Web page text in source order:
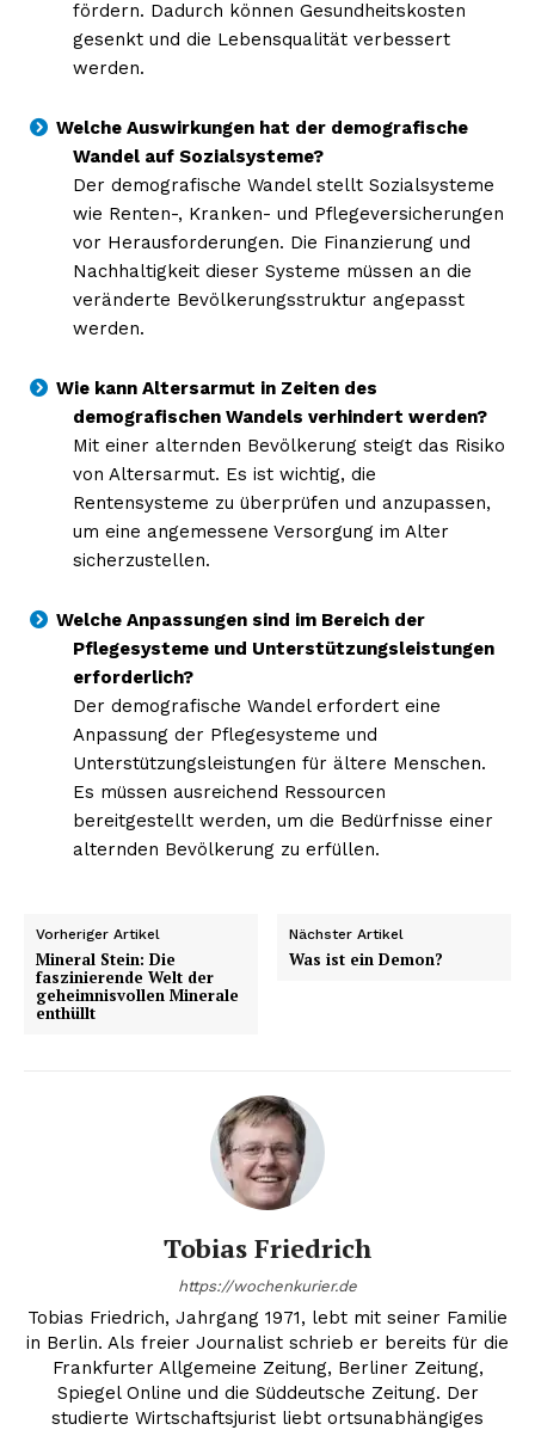
fördern. Dadurch können Gesundheitskosten
gesenkt und die Lebensqualität verbessert
werden.
Welche Auswirkungen hat der demografische
Wandel auf Sozialsysteme?
Der demografische Wandel stellt Sozialsysteme
wie Renten-, Kranken- und Pflegeversicherungen
vor Herausforderungen. Die Finanzierung und
Nachhaltigkeit dieser Systeme müssen an die
veränderte Bevölkerungsstruktur angepasst
werden.
Wie kann Altersarmut in Zeiten des
demografischen Wandels verhindert werden?
Mit einer alternden Bevölkerung steigt das Risiko
von Altersarmut. Es ist wichtig, die
Rentensysteme zu überprüfen und anzupassen,
um eine angemessene Versorgung im Alter
sicherzustellen.
Welche Anpassungen sind im Bereich der
Pflegesysteme und Unterstützungsleistungen
erforderlich?
Der demografische Wandel erfordert eine
Anpassung der Pflegesysteme und
Unterstützungsleistungen für ältere Menschen.
Es müssen ausreichend Ressourcen
bereitgestellt werden, um die Bedürfnisse einer
alternden Bevölkerung zu erfüllen.
Vorheriger Artikel
Mineral Stein: Die
faszinierende Welt der
geheimnisvollen Minerale
enthüllt
Nächster Artikel
Was ist ein Demon?
Tobias Friedrich
https://wochenkurier.de
Tobias Friedrich, Jahrgang 1971, lebt mit seiner Familie
in Berlin. Als freier Journalist schrieb er bereits für die
Frankfurter Allgemeine Zeitung, Berliner Zeitung,
Spiegel Online und die Süddeutsche Zeitung. Der
studierte Wirtschaftsjurist liebt ortsunabhängiges